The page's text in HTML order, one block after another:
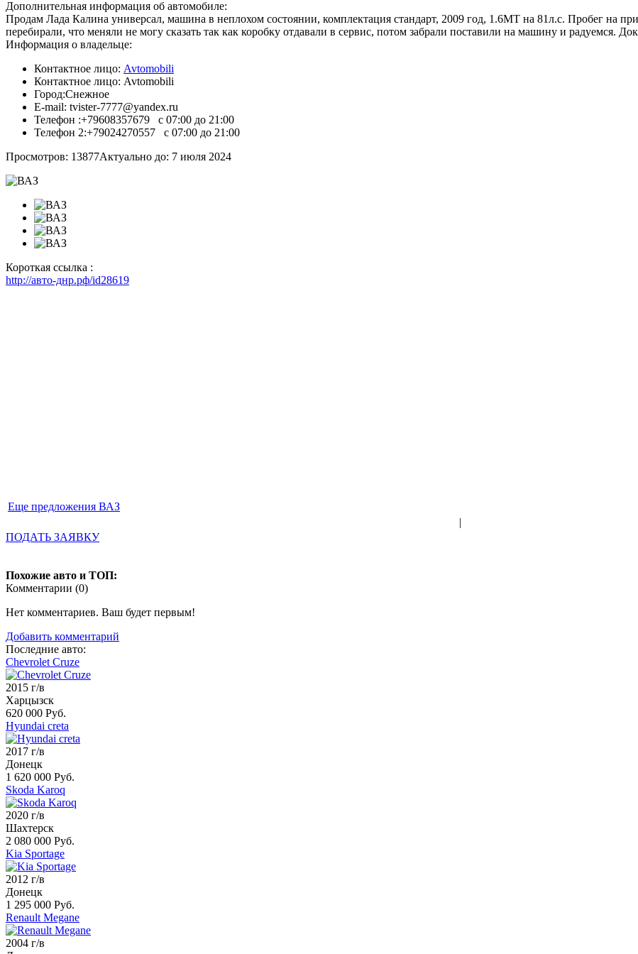
Дополнительная информация об автомобиле:
Продам Лада Калина универсал, машина в неплохом состоянии, комплектация стандарт, 2009 год, 1.6МТ на 81л.с. Пробег на
перебирали, что меняли не могу сказать так как коробку отдавали в сервис, потом забрали поставили на машину и радуемся.
Информация о владельце:
Контактное лицо: Avtomobili
Контактное лицо: Avtomobili
Город:Снежное
E-mail: tvister-7777@yandex.ru
Телефон :+79608357679 с 07:00 до 21:00
Телефон 2:+79024270557 с 07:00 до 21:00
Просмотров: 13877Актуально до: 7 июля 2024
Короткая ссылка :
http://авто-днр.рф/id28619
Еще предложения ВАЗ
|
ПОДАТЬ ЗАЯВКУ
Похожие авто и ТОП:
Комментарии (0)
Нет комментариев. Ваш будет первым!
Добавить комментарий
Последние авто:
Chevrolet Cruze
2015 г/в
Харцызск
620 000 Руб.
Hyundai creta
2017 г/в
Донецк
1 620 000 Руб.
Skoda Karoq
2020 г/в
Шахтерск
2 080 000 Руб.
Kia Sportage
2012 г/в
Донецк
1 295 000 Руб.
Renault Megane
2004 г/в